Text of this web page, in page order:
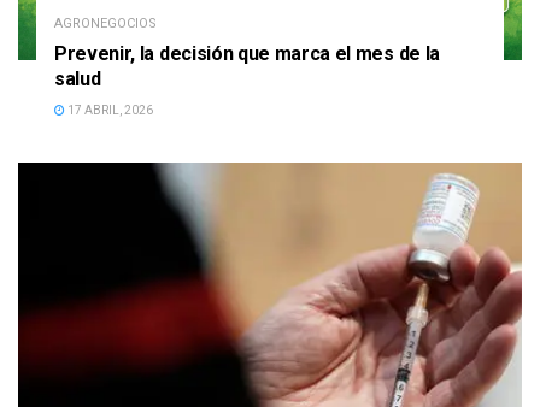
AGRONEGOCIOS
Prevenir, la decisión que marca el mes de la
salud
17 ABRIL, 2026